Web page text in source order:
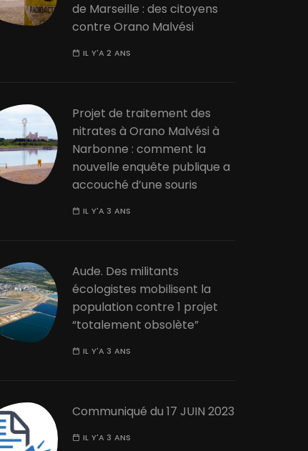
de Marseille : des citoyens
contre Orano Malvési
IL Y'A 2 ANS
Projet de traitement des
nitrates à Orano Malvési à
Narbonne : comment la
nouvelle enquête publique a
accouché d’une souris
IL Y'A 3 ANS
Aude. Des militants
écologistes mobilisent la
population contre 1 projet
“totalement obsolète”
IL Y'A 3 ANS
Communiqué du 17 JUIN 2023
IL Y'A 3 ANS